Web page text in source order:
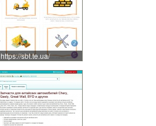
https://sbt.te.ua/